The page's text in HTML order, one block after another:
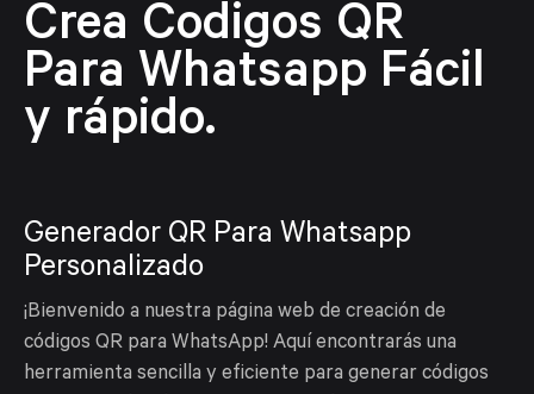
Crea Codigos QR
Para Whatsapp Fácil
y rápido.
Generador QR Para Whatsapp
Personalizado
¡Bienvenido a nuestra página web de creación de
códigos QR para WhatsApp! Aquí encontrarás una
herramienta sencilla y eficiente para generar códigos